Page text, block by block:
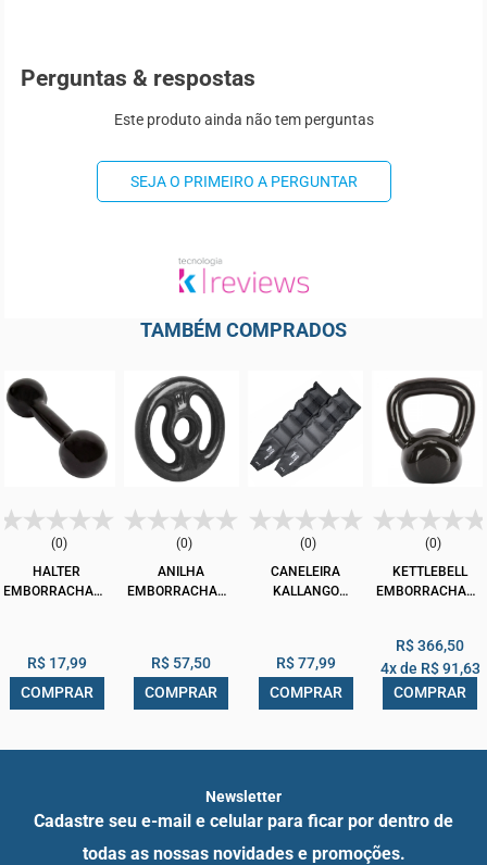
Perguntas & respostas
Este produto ainda não tem perguntas
SEJA O PRIMEIRO A PERGUNTAR
TAMBÉM COMPRADOS
(0)
HALTER
EMBORRACHADO
R$ 17,99
COMPRAR
(0)
ANILHA
EMBORRACHADA
R$ 57,50
COMPRAR
(0)
CANELEIRA
KALLANGO
R$ 77,99
COMPRAR
(0)
KETTLEBELL
EMBORRACHADO
R$ 366,50
4x de R$ 91,63
COMPRAR
Newsletter
Cadastre seu e-mail e celular para ficar por dentro de
todas as nossas novidades e promoções.